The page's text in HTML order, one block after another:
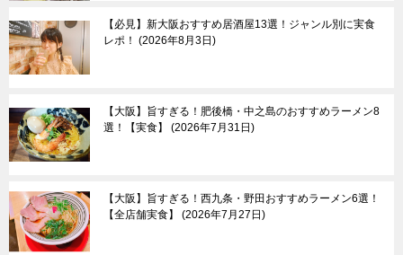
【必見】新大阪おすすめ居酒屋13選！ジャンル別に実食
レポ！
2026年8月3日
【大阪】旨すぎる！肥後橋・中之島のおすすめラーメン8
選！【実食】
2026年7月31日
【大阪】旨すぎる！西九条・野田おすすめラーメン6選！
【全店舗実食】
2026年7月27日